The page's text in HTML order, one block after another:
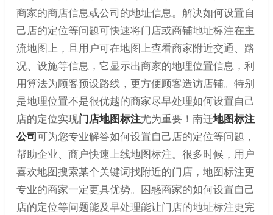
商家的商店信息或公司的地址信息。解决如何设置自
己店的定位等问题可快速将门店或商铺地址标注在主
流地图上，且用户可在地图上查看商家附近交通、路
况、设施等信息，它显示出商家的地理位置信息，利
用算法为顾客预设路线，更方便顾客造访店铺。特别
是地理位置不是很优越的商家尽早处理如何设置自己
店的定位实现门店地图标注尤为重要！南迁地图标注
公司可为您专业解答如何设置自己店的定位等问题，
帮助企业、商户快速上线地图标注。很多时候，用户
喜欢地图搜索某个关键词找附近的门店，地图标注更
专业的商家一定更具优势。困惑商家的如何设置自己
店的定位等问题能及早处理能让门店的地址标注更完